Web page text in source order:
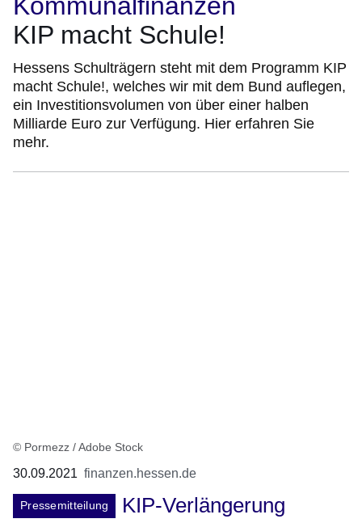
KIP macht Schule!
Hessens Schulträgern steht mit dem Programm KIP
macht Schule!, welches wir mit dem Bund auflegen,
ein Investitionsvolumen von über einer halben
Milliarde Euro zur Verfügung. Hier erfahren Sie
mehr.
© Pormezz / Adobe Stock
30.09.2021 finanzen.hessen.de
Pressemitteilung
KIP-Verlängerung